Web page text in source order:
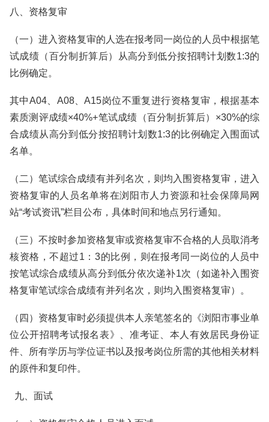
八、资格复审
（一）进入资格复审的人选在报考同一岗位的人员中根据笔
试成绩（百分制折算后）从高分到低分按招聘计划数1:3的
比例确定。
其中A04、A08、A15岗位不重复进行资格复审，根据基本
素质测评成绩×40%+笔试成绩（百分制折算后）×30%的综
合成绩从高分到低分按招聘计划数1:3的比例确定入围面试
名单。
（二）笔试综合成绩有并列名次，则均入围资格复审，进入
资格复审的人员名单将在浏阳市人力资源和社会保障局网
站“考试资讯”栏目公布，具体时间和地点另行通知。
（三）不按时参加资格复审或资格复审不合格的人员取消考
核资格，不超过1：3的比例，则在报考同一岗位的人员中
按笔试综合成绩从高分到低分依次递补1次（如递补入围资
格复审笔试综合成绩有并列名次，则均入围资格复审）。
（四）资格复审时必须提供本人亲笔签名的《浏阳市事业单
位公开招聘考试报名表》、准考证、本人有效居民身份证
件、所有学历与学位证书以及报考岗位所需的其他相关材料
的原件和复印件。
九、面试